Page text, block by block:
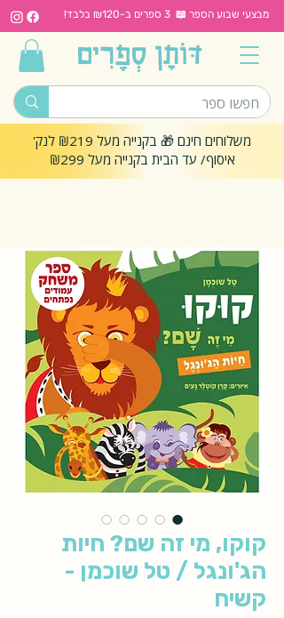
מבצעי שבוע הספר 📖 3 ספרים ב-₪120 בלבד!
משלוחים חינם 🎁 בקנייה מעל ₪219 לנק'
איסוף/ עד הבית בקנייה מעל ₪299
קוקו, מי זה שם? חיות
הג'ונגל / טל שוכמן -
קשיח